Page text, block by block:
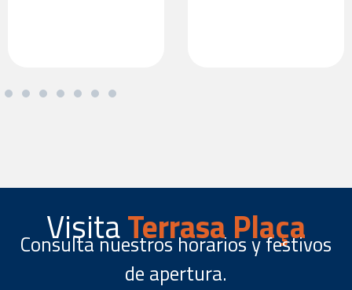
VisitaTerrasa Plaça
Consulta nuestros horarios y festivos
de apertura.